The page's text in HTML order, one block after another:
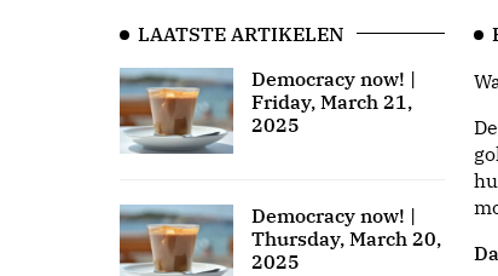
LAATSTE ARTIKELEN
Democracy now! |
Friday, March 21,
2025
Democracy now! |
Thursday, March 20,
2025